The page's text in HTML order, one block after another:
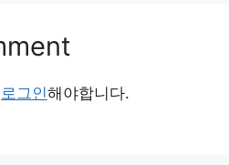
로그인해야합니다.